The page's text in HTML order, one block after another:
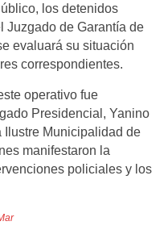
los detenidos
Juzgado de Garantía de
evaluará su situación
correspondientes.
operativo fue
Presidencial, Yanino
Ilustre Municipalidad de
manifestaron la
policiales y los